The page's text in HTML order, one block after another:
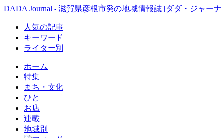
DADA Journal - 滋賀県彦根市発の地域情報誌 [ダダ・ジャー
人気の記事
キーワード
ライター別
ホーム
特集
まち・文化
ひと
お店
連載
地域別